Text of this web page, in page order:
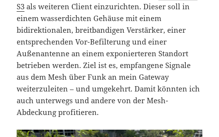
S3 als weiteren Client einzurichten. Dieser soll in
einem wasserdichten Gehäuse mit einem
bidirektionalen, breitbandigen Verstärker, einer
entsprechenden Vor-Befilterung und einer
Außenantenne an einem exponierteren Standort
betrieben werden. Ziel ist es, empfangene Signale
aus dem Mesh über Funk an mein Gateway
weiterzuleiten – und umgekehrt. Damit könnten ich
auch unterwegs und andere von der Mesh-
Abdeckung profitieren.